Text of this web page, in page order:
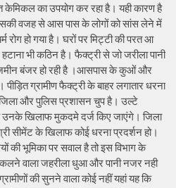
केमिकल का उपयोग कर रहा है। यही कारण है
वजह से आस पास के लोगों को सांस लेने में
रोग हो गया है। घरों पर मिट्टी की परत आ
भी कठिन है। फैक्ट्री से जो जरीला पानी
बंजर हो रही है ।आसपास के कुओं और
पीड़ित ग्रामीण फैक्ट्री के बाहर लगातार धरना
और पुलिस प्रशासन चुप है। उल्टे
उनके खिलाफ मुकदमे दर्ज किए जाएंगे। जिला
सीमेंट के खिलाफ कोई धरना प्रदर्शन हो।
की भूमिका पर सवाल है तो इस विभाग के
वाला जहरीला धुआ और पानी नजर नही
की सुनने वाला कोई नहीं यहां यह कि